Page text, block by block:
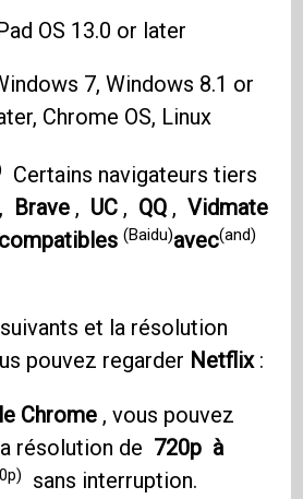
OS 13.0 or later
7, Windows 8.1 or
Chrome OS, Linux
Certains navigateurs tiers
, Brave , UC , QQ ,Vidmate
(Baidu)avec(and)
et la résolution
pouvez regarder Netflix:
Chrome , vous pouvez
résolution de 720p à
sans interruption.